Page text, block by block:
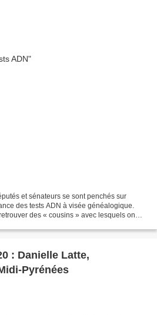
et sénateurs se sont penchés sur
des tests ADN à visée généalogique.
des « cousins » avec lesquels on
: Danielle Latte,
Pyrénées